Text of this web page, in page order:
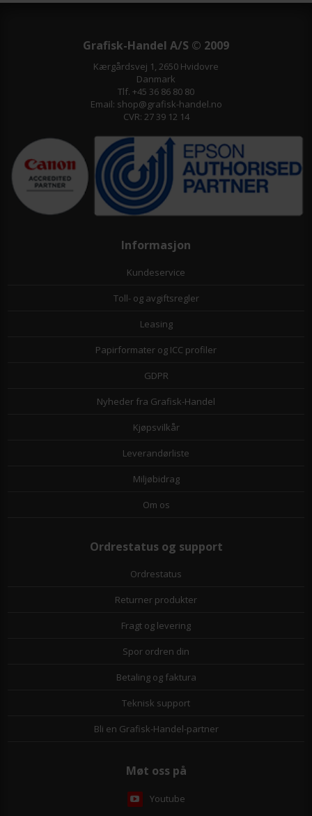
Grafisk-Handel A/S © 2009
Kærgårdsvej 1, 2650 Hvidovre
Danmark
Tlf. +45 36 86 80 80
Email: shop@grafisk-handel.no
CVR: 27 39 12 14
Informasjon
Kundeservice
Toll- og avgiftsregler
Leasing
Papirformater og ICC profiler
GDPR
Nyheder fra Grafisk-Handel
Kjøpsvilkår
Leverandørliste
Miljøbidrag
Om os
Ordrestatus og support
Ordrestatus
Returner produkter
Fragt og levering
Spor ordren din
Betaling og faktura
Teknisk support
Bli en Grafisk-Handel-partner
Møt oss på
Youtube